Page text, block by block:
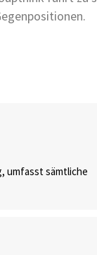
umfasst sämtliche